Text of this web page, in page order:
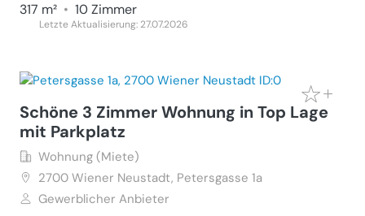
317 m² • 10 Zimmer
Letzte Aktualisierung: 27.07.2026
Schöne 3 Zimmer Wohnung in Top Lage
mit Parkplatz
Wohnung (Miete)
2700 Wiener Neustadt, Petersgasse 1a
Gewerblicher Anbieter